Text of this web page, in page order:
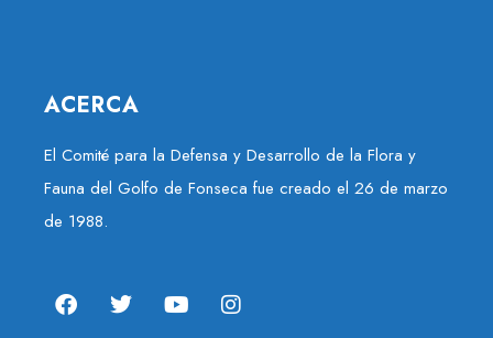
ACERCA
El Comité para la Defensa y Desarrollo de la Flora y
Fauna del Golfo de Fonseca fue creado el 26 de marzo
de 1988.